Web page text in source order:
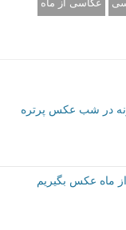
عکاسی از ماه
در شب عکس پرتره
ماه عکس بگیریم